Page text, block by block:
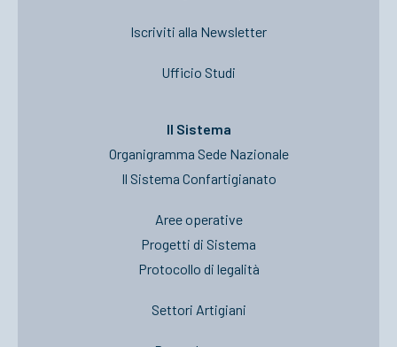
Iscriviti alla Newsletter
Ufficio Studi
Il Sistema
Organigramma Sede Nazionale
Il Sistema Confartigianato
Aree operative
Progetti di Sistema
Protocollo di legalità
Settori Artigiani